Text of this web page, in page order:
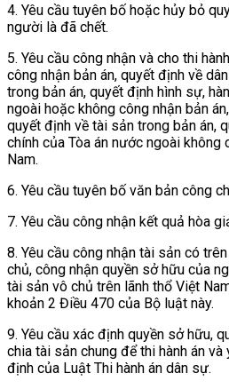
4. Yêu cầu tuyên bố hoặc hủy bỏ
người là đã chết.
5. Yêu cầu công nhận và cho thi
công nhận bản án, quyết định về
trong bản án, quyết định hình sự,
ngoài hoặc không công nhận bản
quyết định về tài sản trong bản án,
chính của Tòa án nước ngoài không
Nam.
6. Yêu cầu tuyên bố văn bản công
7. Yêu cầu công nhận kết quả hòa
8. Yêu cầu công nhận tài sản có
chủ, công nhận quyền sở hữu của
tài sản vô chủ trên lãnh thổ Việt
khoản 2 Điều 470 của Bộ luật này.
9. Yêu cầu xác định quyền sở hữu,
chia tài sản chung để thi hành án
định của Luật Thi hành án dân sự.